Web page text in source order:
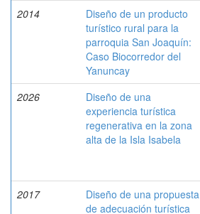
2014
Diseño de un producto
turístico rural para la
parroquia San Joaquín:
Caso Biocorredor del
Yanuncay
2026
Diseño de una
experiencia turística
regenerativa en la zona
alta de la Isla Isabela
2017
Diseño de una propuesta
de adecuación turística